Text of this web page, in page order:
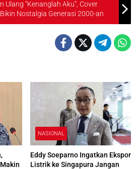
Ulang “Kenanglah Aku”, Cover
Nostalgia Generasi 2000-an
NASIONAL
Eddy Soeparno Ingatkan Ekspor
Listrik ke Singapura Jangan